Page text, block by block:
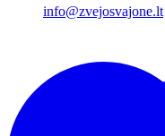
info@zvejosvajone.lt